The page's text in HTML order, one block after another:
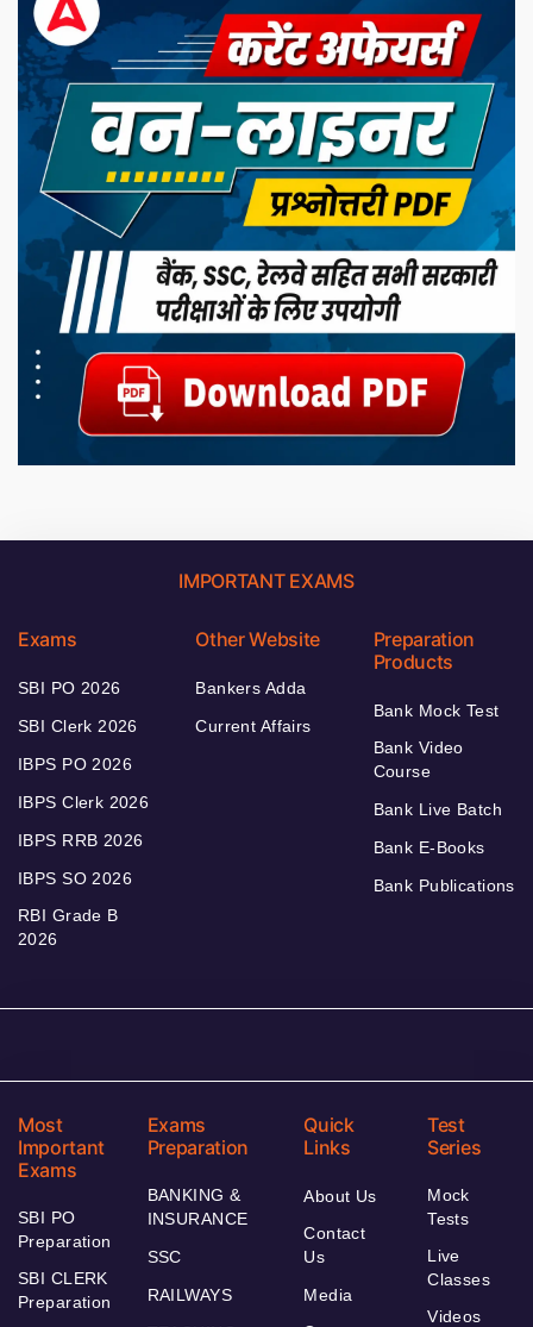
IMPORTANT EXAMS
Exams
SBI PO 2026
SBI Clerk 2026
IBPS PO 2026
IBPS Clerk 2026
IBPS RRB 2026
IBPS SO 2026
RBI Grade B
2026
Other Website
Bankers Adda
Current Affairs
Preparation
Products
Bank Mock Test
Bank Video
Course
Bank Live Batch
Bank E-Books
Bank Publications
Most
Important
Exams
SBI PO
Preparation
SBI CLERK
Preparation
Exams
Preparation
BANKING &
INSURANCE
SSC
RAILWAYS
Quick
Links
About Us
Contact
Us
Media
Test
Series
Mock
Tests
Live
Classes
Videos